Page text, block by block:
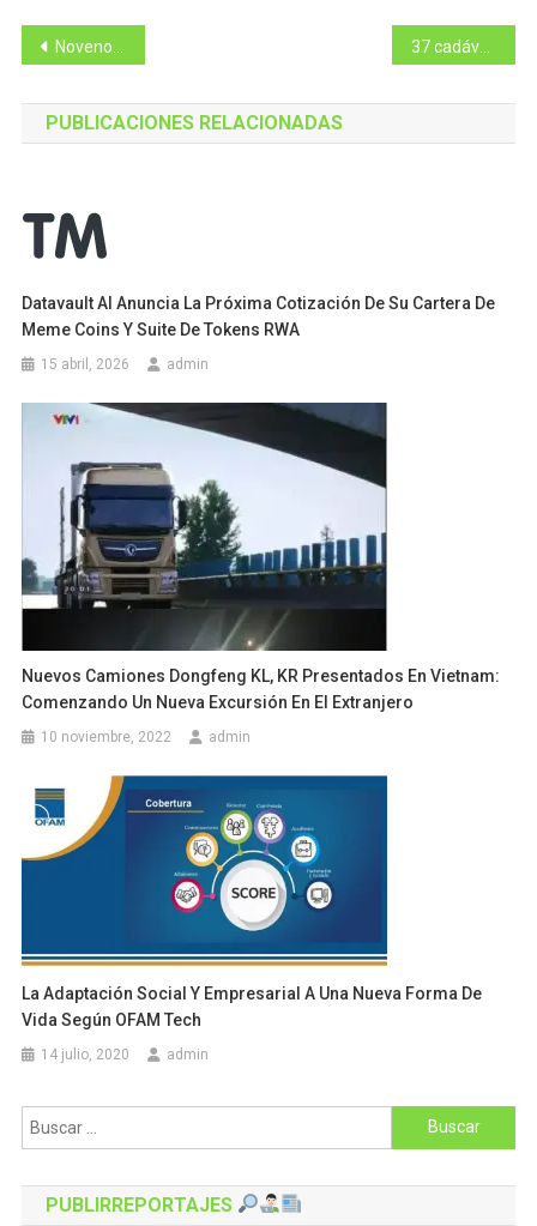
Navegación
de
entradas
Noveno Más Buscado de Pichincha, vinculado con estafas masivas, fue capturado
PUBLICACIONES RELACIONADAS
Datavault AI Anuncia La Próxima Cotización De Su Cartera De
Meme Coins Y Suite De Tokens RWA
15 abril, 2026 admin
Nuevos Camiones Dongfeng KL, KR Presentados En Vietnam:
Comenzando Un Nueva Excursión En El Extranjero
10 noviembre, 2022 admin
La Adaptación Social Y Empresarial A Una Nueva Forma De
Vida Según OFAM Tech
14 julio, 2020 admin
Buscar:
PUBLIRREPORTAJES